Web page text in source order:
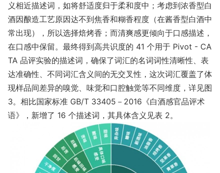
义相近描述词，如将舒适度归于柔和度中；考虑到浓香型白
酒因酿造工艺原因达不到焦香和糊香程度（在酱香型白酒中
常出现），所以选择焙烤香；而清爽感更倾向于口感描述，
在口感中保留。最终得到高共识度的 41 个用于 Pivot - CA
TA 品评实验的描述词，确保了词汇的名词词性清晰性、表
达准确性、不同词汇含义间的无交叉性，这次词汇覆盖了体
现样品间差异的嗅觉、味觉和口腔触觉等不同维度，详见图
3。相比国家标准 GB/T 33405－2016《白酒感官品评术
语》，新增了 16 个描述词，其具体含义见表 2。